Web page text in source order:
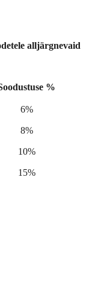
alljärgnevaid
%
6%
8%
10%
15%